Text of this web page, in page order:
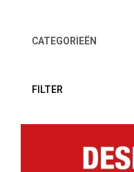
CATEGORIEËN
FILTER